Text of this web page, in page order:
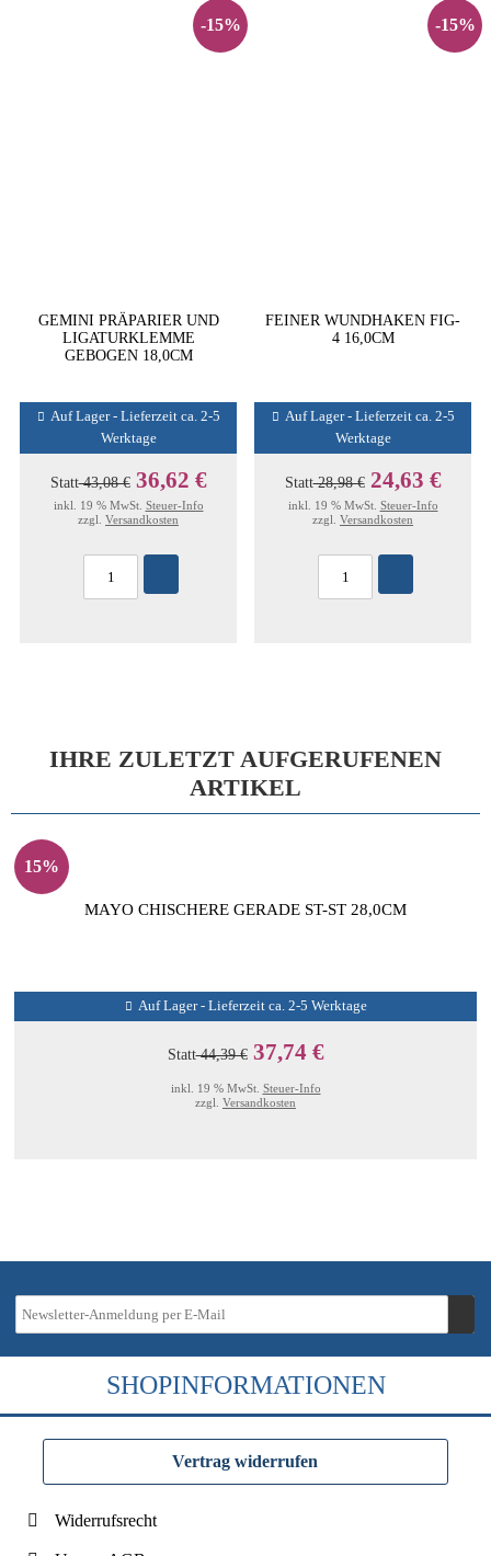
-15%
GEMINI PRÄPARIER UND
LIGATURKLEMME
GEBOGEN 18,0CM
Auf Lager - Lieferzeit ca. 2-5
Werktage
Statt43,08 € 36,62 €
inkl. 19 % MwSt. Steuer-Info
zzgl. Versandkosten
-15%
FEINER WUNDHAKEN FIG-
4 16,0CM
Auf Lager - Lieferzeit ca. 2-5
Werktage
Statt28,98 € 24,63 €
inkl. 19 % MwSt. Steuer-Info
zzgl. Versandkosten
IHRE ZULETZT AUFGERUFENEN
ARTIKEL
15%
MAYO CHISCHERE GERADE ST-ST 28,0CM
Auf Lager - Lieferzeit ca. 2-5 Werktage
Statt44,39 € 37,74 €
inkl. 19 % MwSt. Steuer-Info
zzgl. Versandkosten
SHOPINFORMATIONEN
Vertrag widerrufen
Widerrufsrecht